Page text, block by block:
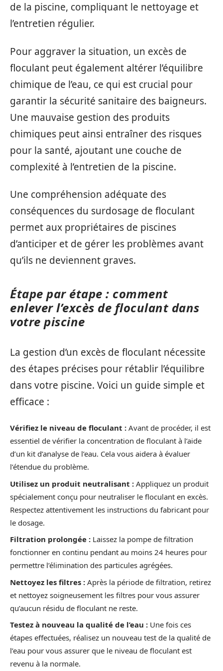
de la piscine, compliquant le nettoyage et
l’entretien régulier.
Pour aggraver la situation, un excès de
floculant peut également altérer l’équilibre
chimique de l’eau, ce qui est crucial pour
garantir la sécurité sanitaire des baigneurs.
Une mauvaise gestion des produits
chimiques peut ainsi entraîner des risques
pour la santé, ajoutant une couche de
complexité à l’entretien de la piscine.
Une compréhension adéquate des
conséquences du surdosage de floculant
permet aux propriétaires de piscines
d’anticiper et de gérer les problèmes avant
qu’ils ne deviennent graves.
Étape par étape : comment
enlever l’excès de floculant dans
votre piscine
La gestion d’un excès de floculant nécessite
des étapes précises pour rétablir l’équilibre
dans votre piscine. Voici un guide simple et
efficace :
Vérifiez le niveau de floculant : Avant de procéder, il est
essentiel de vérifier la concentration de floculant à l’aide
d’un kit d’analyse de l’eau. Cela vous aidera à évaluer
l’étendue du problème.
Utilisez un produit neutralisant : Appliquez un produit
spécialement conçu pour neutraliser le floculant en excès.
Respectez attentivement les instructions du fabricant pour
le dosage.
Filtration prolongée : Laissez la pompe de filtration
fonctionner en continu pendant au moins 24 heures pour
permettre l’élimination des particules agrégées.
Nettoyez les filtres : Après la période de filtration, retirez
et nettoyez soigneusement les filtres pour vous assurer
qu’aucun résidu de floculant ne reste.
Testez à nouveau la qualité de l’eau : Une fois ces
étapes effectuées, réalisez un nouveau test de la qualité de
l’eau pour vous assurer que le niveau de floculant est
revenu à la normale.